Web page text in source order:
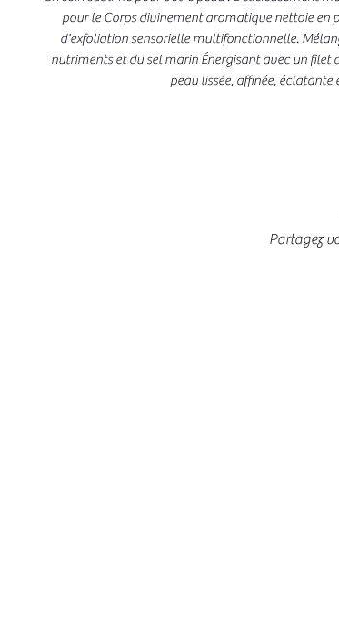
pour le Corps divinement aromatique nettoie en
d'exfoliation sensorielle multifonctionnelle.
nutriments et du sel marin Énergisant avec un
peau lissée, affinée, éclatante
Partagez